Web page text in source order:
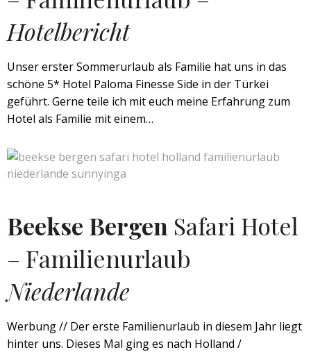
Hotelbericht
Unser erster Sommerurlaub als Familie hat uns in das
schöne 5* Hotel Paloma Finesse Side in der Türkei
geführt. Gerne teile ich mit euch meine Erfahrung zum
Hotel als Familie mit einem…
Beekse Bergen Safari Hotel
– Familienurlaub
Niederlande
Werbung // Der erste Familienurlaub in diesem Jahr liegt
hinter uns. Dieses Mal ging es nach Holland /